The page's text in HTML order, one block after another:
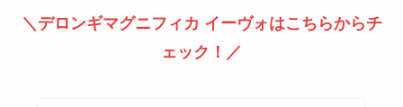
＼デロンギマグニフィカ イーヴォはこちらからチ
ェック！／